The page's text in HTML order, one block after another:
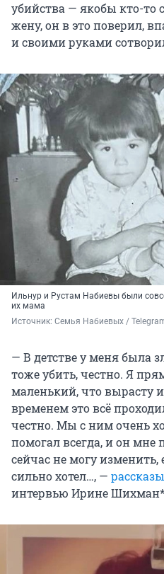
убийства — якобы кто-то
жену, он в это поверил,
и своими руками
Ильнур и Рустам Набиевы были
их мама
Источник: Семья Набиевых /
— В детстве у меня была
тоже убить, честно. Я
маленький, что вырасту
временем это всё
честно. Мы с ним очень
помогал всегда, и он мне
сейчас не могу
сильно хотел…, —
интервью Ирине